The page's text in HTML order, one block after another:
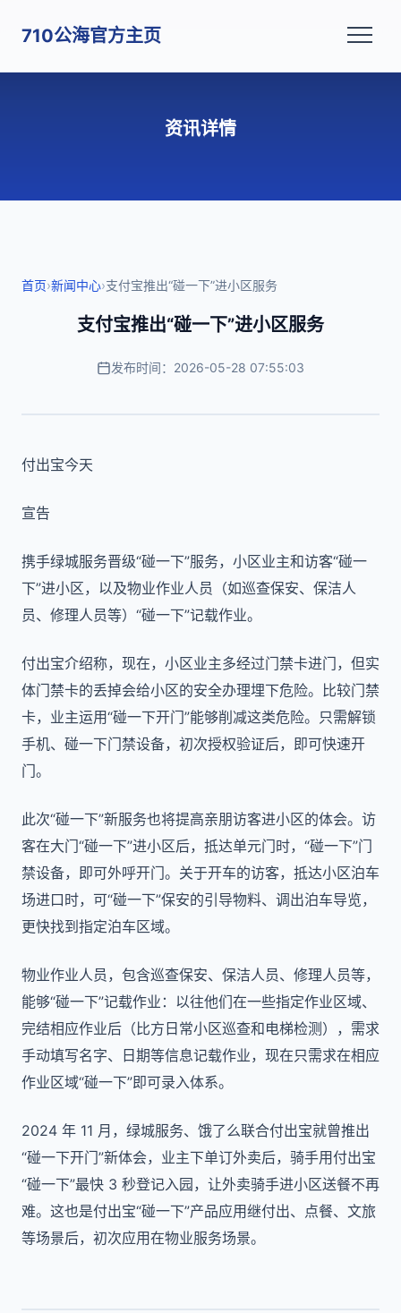
710公海官方主页
资讯详情
首页›新闻中心›支付宝推出“碰一下”进小区服务
支付宝推出“碰一下”进小区服务
发布时间：2026-05-28 07:55:03
付出宝今天
宣告
携手绿城服务晋级“碰一下”服务，小区业主和访客“碰一
下”进小区，以及物业作业人员（如巡查保安、保洁人
员、修理人员等）“碰一下”记载作业。
付出宝介绍称，现在，小区业主多经过门禁卡进门，但实
体门禁卡的丢掉会给小区的安全办理埋下危险。比较门禁
卡，业主运用“碰一下开门”能够削减这类危险。只需解锁
手机、碰一下门禁设备，初次授权验证后，即可快速开
门。
此次“碰一下”新服务也将提高亲朋访客进小区的体会。访
客在大门“碰一下”进小区后，抵达单元门时，“碰一下”门
禁设备，即可外呼开门。关于开车的访客，抵达小区泊车
场进口时，可“碰一下”保安的引导物料、调出泊车导览，
更快找到指定泊车区域。
物业作业人员，包含巡查保安、保洁人员、修理人员等，
能够“碰一下”记载作业：以往他们在一些指定作业区域、
完结相应作业后（比方日常小区巡查和电梯检测），需求
手动填写名字、日期等信息记载作业，现在只需求在相应
作业区域“碰一下”即可录入体系。
2024 年 11 月，绿城服务、饿了么联合付出宝就曾推出
“碰一下开门”新体会，业主下单订外卖后，骑手用付出宝
“碰一下”最快 3 秒登记入园，让外卖骑手进小区送餐不再
难。这也是付出宝“碰一下”产品应用继付出、点餐、文旅
等场景后，初次应用在物业服务场景。